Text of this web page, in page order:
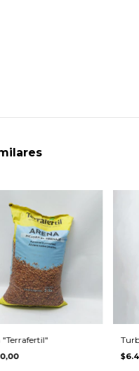
"Terrafertil"